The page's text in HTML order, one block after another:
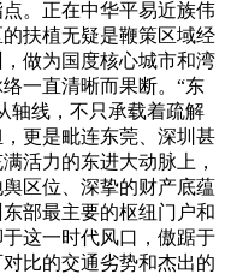
。正在中华平易近族伟
扶植无疑是鞭策区域经
做为国度核心城市和湾
一直清晰而果断。“东
轴线，不只承载着疏解
更是毗连东莞、深圳甚
活力的东进大动脉上，
区位、深挚的财产底蕴
部最主要的枢纽门户和
这一时代风口，傲踞于
比的交通劣势和杰出的